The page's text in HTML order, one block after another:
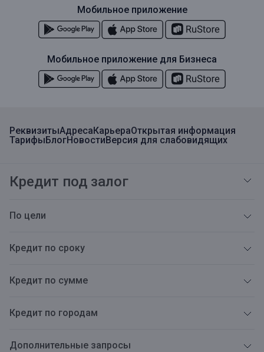
РеквизитыАдресаКарьераОткрытая информация
ТарифыБлогНовостиВерсия для слабовидящих
Кредит под залог
По цели
Кредит по сроку
Кредит по сумме
Кредит по городам
Дополнительные запросы
Мобильное приложение
Мобильное приложение для Бизнеса